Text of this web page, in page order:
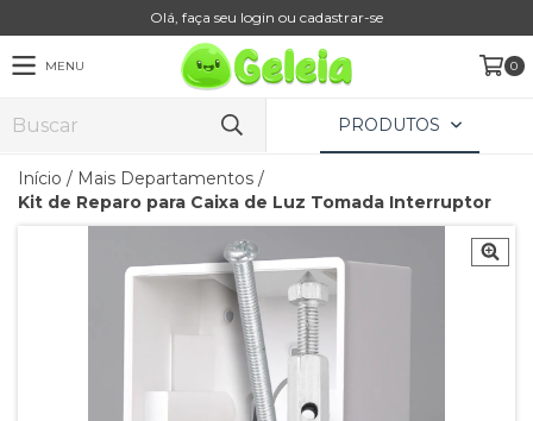
Olá, faça seu login ou cadastrar-se
MENU 0
PRODUTOS
Início / Mais Departamentos /
Kit de Reparo para Caixa de Luz Tomada Interruptor